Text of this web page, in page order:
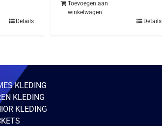
Details
Toevoegen aan
winkelwagen
Details
KLEDING
KLEDING
KLEDING